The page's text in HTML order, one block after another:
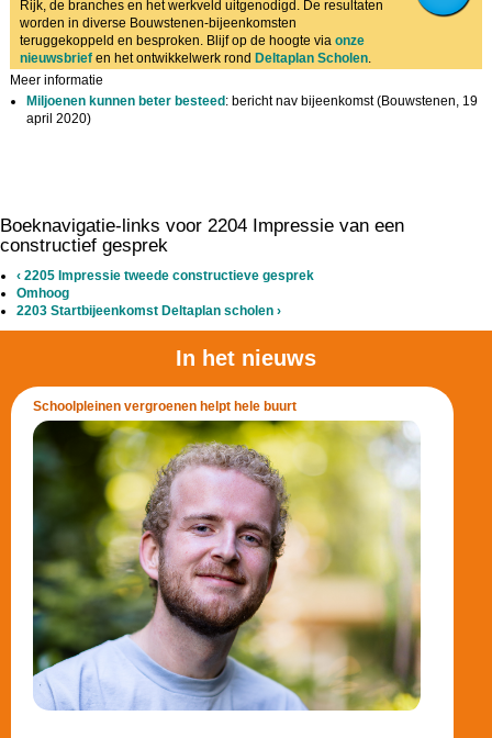
Rijk, de branches en het werkveld uitgenodigd. De resultaten
worden in diverse Bouwstenen-bijeenkomsten
teruggekoppeld en besproken. Blijf op de hoogte via onze
nieuwsbriefen het ontwikkelwerk rond Deltaplan Scholen.
Meer informatie
Miljoenen kunnen beter besteed: bericht nav bijeenkomst (Bouwstenen, 19
april 2020)
Boeknavigatie-links voor 2204 Impressie van een
constructief gesprek
‹ 2205 Impressie tweede constructieve gesprek
Omhoog
2203 Startbijeenkomst Deltaplan scholen ›
In het nieuws
Schoolpleinen vergroenen helpt hele buurt